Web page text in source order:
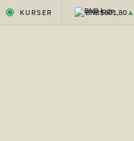
KURSER
▲ 0,00% BNB$601,80▲